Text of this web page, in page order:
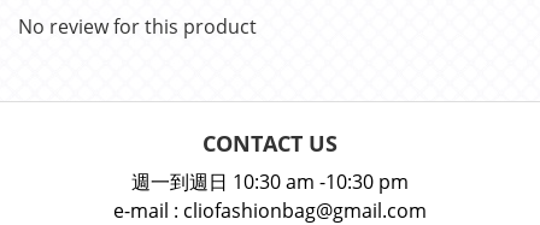
No review for this product
CONTACT US
週一到週日 10:30 am -10:30 pm
e-mail : cliofashionbag@gmail.com